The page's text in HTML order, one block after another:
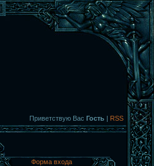
Приветствую Вас Гость | RSS
Форма входа